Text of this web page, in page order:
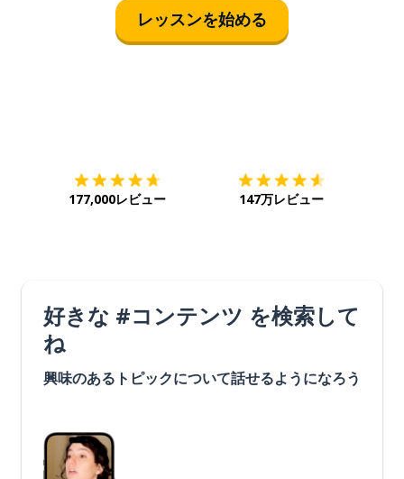
レッスンを始める
177,000レビュー 147万レビュー
好きな #コンテンツ を検索して
ね
興味のあるトピックについて話せるようになろう